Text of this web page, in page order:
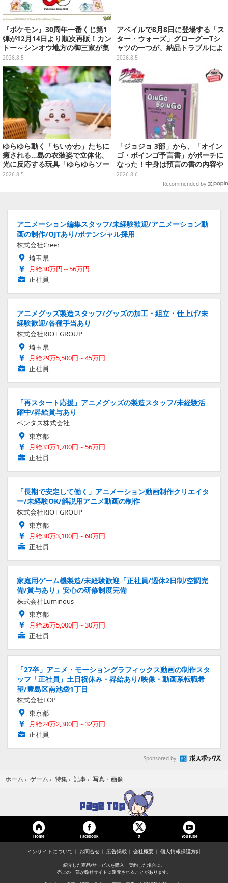
『ポケモン』30周年一番くじ第1
弾が12月14日より順次再販！カン
トー～シンオウ地方の御三家が集
まった時計、ぬいぐるみなど記念
グッズ盛りだくさん
2026.8.5
アベイルで8月8日に登場する「ス
ター・ウォーズ」グローグーTシ
ャツの一つが、納品トラブルによ
り販売日変更へ
2026.8.5
ゆらゆら動く「ちいかわ」たちに
癒される…島の衣装姿で立体化、
光に反応する玩具「ゆらゆらソー
ラー」全8種が全国アミューズメ
2026.8.5
「ジョジョ 3部」から、「オイン
ゴ・ボインゴ予言書」がポーチに
なった！中身は預言の書の内容や
アニメ総柄デザインをプリント
2026.8.6
Recommended by
アニメーション編集スタッフ/未経験歓迎/アニメーション動
画の制作/OJTあり/ポテンシャル採用
株式会社Creer
埼玉県
月給30万円～56万円
正社員
アニメグッズ製造スタッフ/グッズの加工・組立・仕上げ/未
経験歓迎/各種手当あり
株式会社RIOT GROUP
埼玉県
月給29万5,500円～45万円
正社員
「再スタート応援」アニメグッズの製造スタッフ/未経験活
躍中/昇給賞与あり
ベンタス株式会社
東京都
月給33万1,700円～56万円
正社員
「長期で安定して働く」アニメーション動画制作クリエイタ
ー/未経験OK/解説用アニメ動画の制作
株式会社RIOT GROUP
東京都
月給30万3,100円～60万円
正社員
家庭用ゲーム機製造/未経験歓迎「正社員/週休2日制/空調完
備/賞与あり」安心の研修制度完備
株式会社Luminous
東京都
月給26万5,000円～30万円
正社員
「27卒」アニメ・モーショングラフィックス動画の制作スタ
ッフ「正社員」土日祝休み・昇給あり/映像・動画系転職希
望/豊島区南池袋1丁目
株式会社LOP
東京都
月給24万2,300円～32万円
正社員
Sponsored by
ホーム › ゲーム › 特集 › 記事 › 写真・画像
Home Facebook X YouTube
インサイドについて お問合せ 広告掲載 会社概要 個人情報保護方針
紹介した商品/サービスを購入、契約した場合に、
売上の一部が弊社サイトに還元されることがあります。